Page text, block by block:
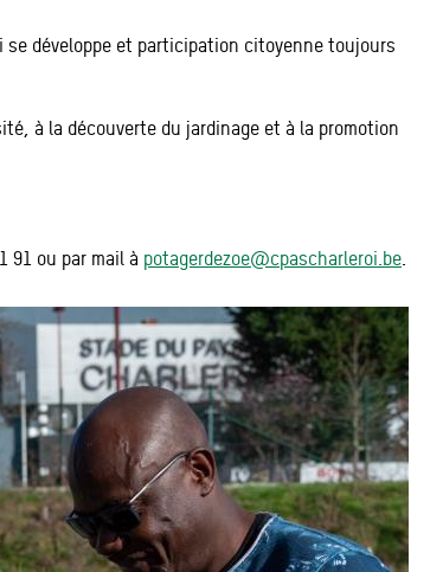
se développe et participation citoyenne toujours
à la découverte du jardinage et à la promotion
91 ou par mail à potagerdezoe@cpascharleroi.be.